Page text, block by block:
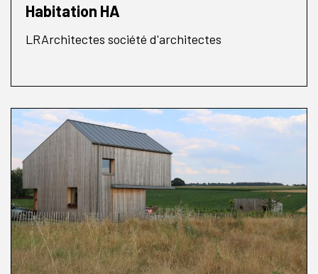
Habitation HA
LRArchitectes société d'architectes